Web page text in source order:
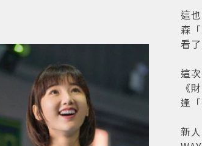
這
森
看
這
《
逢
紅盤
新